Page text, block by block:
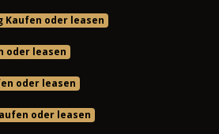
Kaufen oder leasen
oder leasen
oder leasen
oder leasen